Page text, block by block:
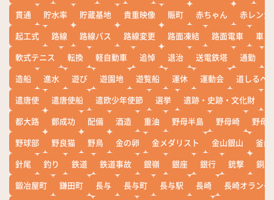
貫通
貯水率 貯蔵基地 貴重映像 賑町 赤ちゃん
赤レンガ
起工式
路線 路線バス 路線変更 路面凍結 路面電車
車
軟式テニス
転換 軽自動車 追悼 退治 送電鉄塔 通勤
造船
進水 遊び 遊園地 遊覧船 運休 運動会
道しるべ
遣唐使
遣唐使船 遣欧少年使節 選挙 遺跡・史跡・文化財
都大路
鄭成功 配備 酒造 重油 野母半島 野母崎
野母
野球部
野良猫 野鳥 金の卵 金メダリスト 金山銀山
釜山
針尾
釣り 鉄道 鉄道事故 銀嶺 銀座 銀行 銃撃
銅座
鍛冶屋町
鎌田町 長与 長与町 長与駅 長崎
長崎オランダ